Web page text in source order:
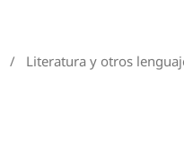
/ Literatura y otros